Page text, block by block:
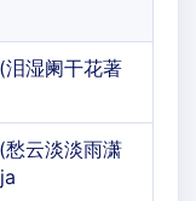
泪湿阑干花著
愁云淡淡雨潇